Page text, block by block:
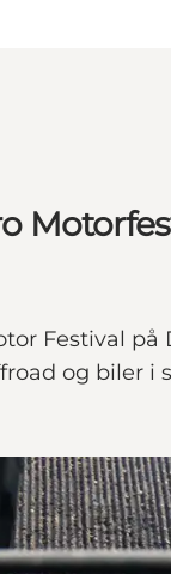
Festival
og biler i